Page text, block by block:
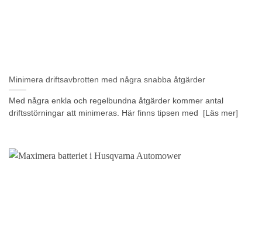
Minimera driftsavbrotten med några snabba åtgärder
Med några enkla och regelbundna åtgärder kommer antal
driftsstörningar att minimeras. Här finns tipsen med [Läs mer]